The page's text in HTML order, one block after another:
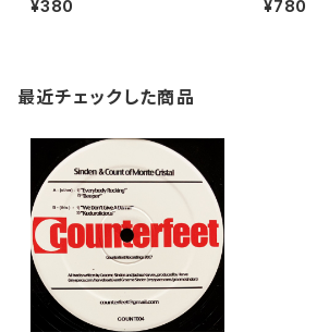
as Ondas Freak Do (Nitro
¥380
ving For
¥780
最近チェックした商品